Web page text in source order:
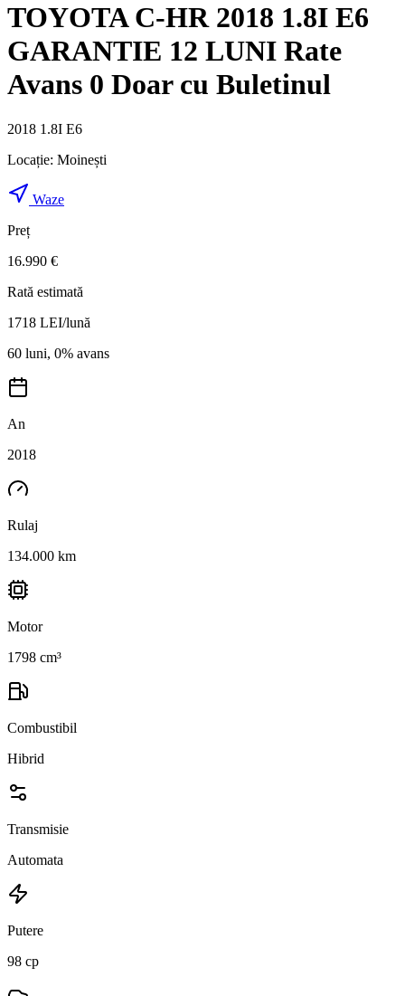
TOYOTA C-HR 2018 1.8I E6
GARANTIE 12 LUNI Rate
Avans 0 Doar cu Buletinul
2018 1.8I E6
Locație: Moinești
Waze
Preț
16.990 €
Rată estimată
1718 LEI/lună
60 luni, 0% avans
An
2018
Rulaj
134.000 km
Motor
1798 cm³
Combustibil
Hibrid
Transmisie
Automata
Putere
98 cp